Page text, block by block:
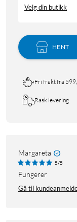
Velg din butikk
HENT
Fri frakt fra
Rask levering
Margareta
5/5
Fungerer
Gå til